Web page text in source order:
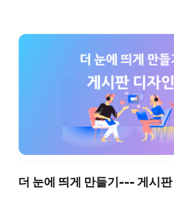
더 눈에 띄게 만들기--- 게시